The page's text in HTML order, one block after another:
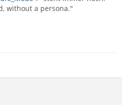
without a persona."